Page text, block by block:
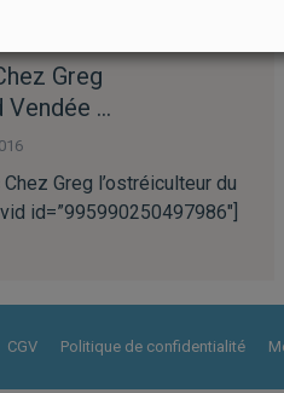
Greg
Vendée …
Greg l’ostréiculteur du
id=”995990250497986″]
CGV Politique de confidentialité